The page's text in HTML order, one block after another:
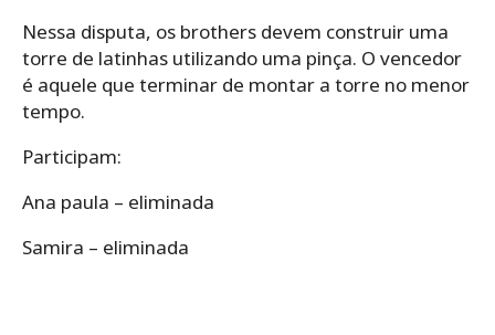
Nessa disputa, os brothers devem construir uma
torre de latinhas utilizando uma pinça. O vencedor
é aquele que terminar de montar a torre no menor
tempo.
Participam:
Ana paula – eliminada
Samira – eliminada